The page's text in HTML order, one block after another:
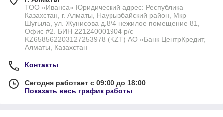
ТОО «Иванса» Юридический адрес: Республика
Казахстан, г. Алматы, Наурызбайский район, Мкр
Шугыла, ул. Жунисова д.8/4 нежилое помещение 81,
Офис #2. БИН 221240001904 р/с
KZ658562203127253978 (KZT) АО «Банк ЦентрКредит,
Алматы, Казахстан
Контакты
Сегодня работает с 09:00 до 18:00
Показать весь график работы